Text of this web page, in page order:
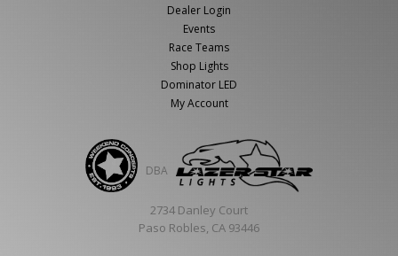
Dealer Login
Events
Race Teams
Shop Lights
Dominator LED
My Account
DBA
2734 Danley Court
Paso Robles, CA 93446